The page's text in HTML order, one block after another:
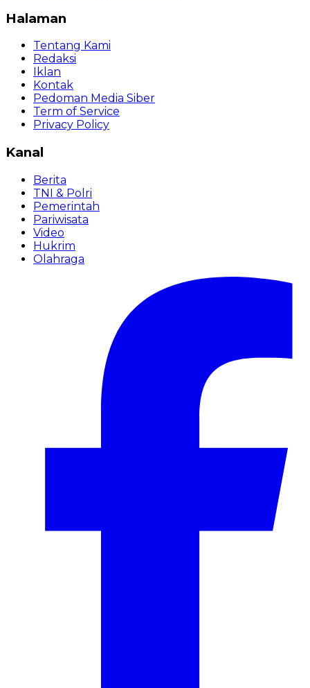
Halaman
Tentang Kami
Redaksi
Iklan
Kontak
Pedoman Media Siber
Term of Service
Privacy Policy
Kanal
Berita
TNI & Polri
Pemerintah
Pariwisata
Video
Hukrim
Olahraga